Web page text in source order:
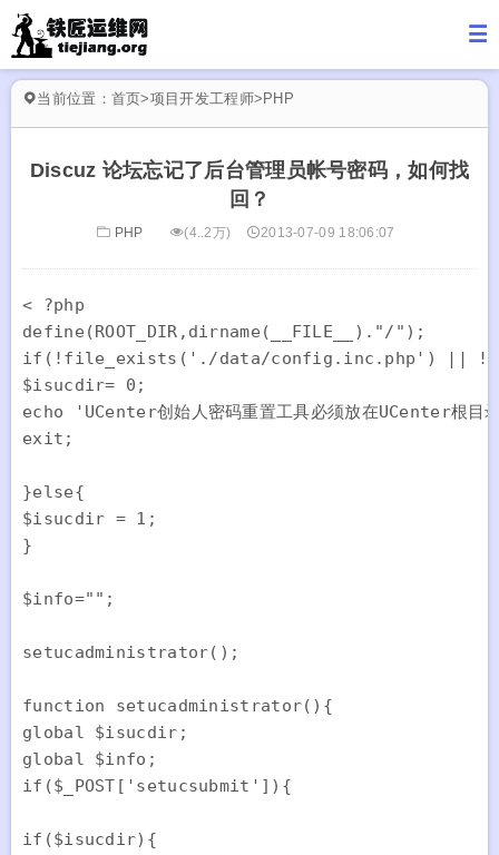
当前位置： 首页>项目开发工程师> PHP
Discuz 论坛忘记了后台管理员帐号密码，如何找
回？
PHP (4..2万) 2013-07-09 18:06:07
< ?php
define(ROOT_DIR,dirname(__FILE__)."/");
if(!file_exists('./data/config.inc.php') ||
$isucdir= 0;
echo 'UCenter创始人密码重置工具必须放在UCenter根目
exit;
}else{
$isucdir = 1;
}
$info="";
setucadministrator();
function setucadministrator(){
global $isucdir;
global $info;
if($_POST['setucsubmit']){
if($isucdir){